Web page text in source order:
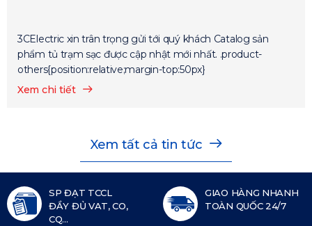
3CElectric xin trân trọng gửi tới quý khách Catalog sản
phẩm tủ trạm sạc được cập nhật mới nhất. .product-
others{position:relative;margin-top:50px}
Xem chi tiết
Xem tất cả tin tức
SP ĐẠT TCCL
ĐẦY ĐỦ VAT, CO,
CQ...
GIAO HÀNG NHANH
TOÀN QUỐC 24/7